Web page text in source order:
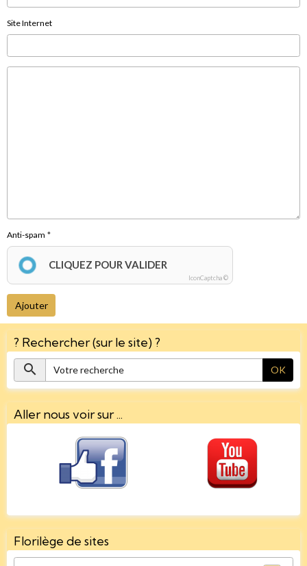
Site Internet
Anti-spam
CLIQUEZ POUR VALIDER
IconCaptcha ©
Ajouter
? Rechercher (sur le site) ?
OK
Aller nous voir sur ...
Florilège de sites